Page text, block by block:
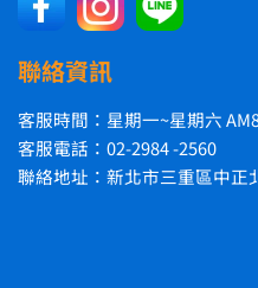
聯絡資訊
客服時間：星期一~星期六
客服電話：02-2984 -2560
聯絡地址：新北市三重區中正